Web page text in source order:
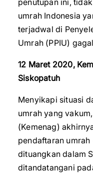
penutupan ini,
umrah Indonesia
terjadwal di
Umrah (PPIU)
12 Maret 2020,
Siskopatuh
Menyikapi situasi
umrah yang
(Kemenag)
pendaftaran
dituangkan dalam
ditandatangani